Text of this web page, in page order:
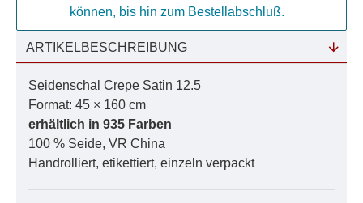
können, bis hin zum Bestellabschluß.
ARTIKELBESCHREIBUNG
Seidenschal Crepe Satin 12.5
Format: 45 × 160 cm
erhältlich in 935 Farben
100 % Seide, VR China
Handrolliert, etikettiert, einzeln verpackt